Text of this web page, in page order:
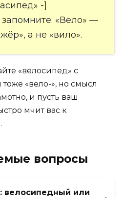
-]
«Вело» —
а не «вило».
«велосипед» с
«вело-», но смысл
и пусть ваш
мчит вас к
вопросы
велосипедный или